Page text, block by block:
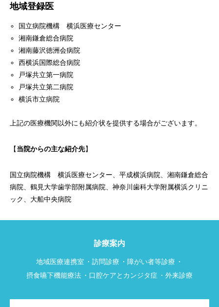
地域登録医
国立病院機構 横浜医療センター
湘南鎌倉総合病院
湘南藤沢徳洲会病院
西横浜国際総合病院
戸塚共立第一病院
戸塚共立第二病院
横浜市立病院
上記の医療機関以外にも紹介状を提供する場合がございます。
【当院からの主な紹介先】
国立病院機構 横浜医療センター、平成横浜病院、湘南鎌倉総合
病院、鶴見大学歯学部附属病院、神奈川歯科大学附属横浜クリニ
ック、大船中央病院
診療案内
地域医療連携室 訪問診療
障がい者等診療
摂食嚥下機能療法
口腔ケアとカンジタ症 外来診療